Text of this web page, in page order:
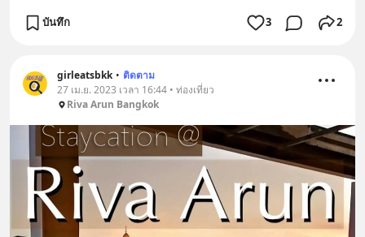
บันทึก 3 2
girleatsbkk • ติดตาม
27 เม.ย. 2023 เวลา 16:44 • ท่องเที่ยว
Riva Arun Bangkok